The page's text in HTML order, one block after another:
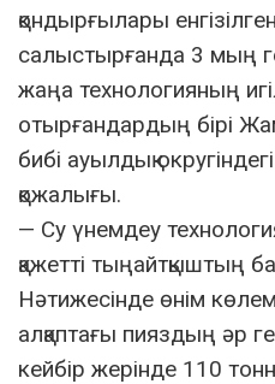
қондырғылары
салыстырғанда 3 мың
жаңа технологияның
отырғандардың бірі
бибі ауылдық
қожалығы.
— Су үнемдеу
қажетті тыңайтқыштың
Нәтижесінде өнім
алқаптағы пияздың әр
кейбір жерінде 110